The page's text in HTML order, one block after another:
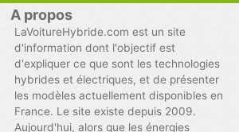
A propos
LaVoitureHybride.com est un site
d'information dont l'objectif est
d'expliquer ce que sont les technologies
hybrides et électriques, et de présenter
les modèles actuellement disponibles en
France. Le site existe depuis 2009.
Aujourd'hui, alors que les énergies